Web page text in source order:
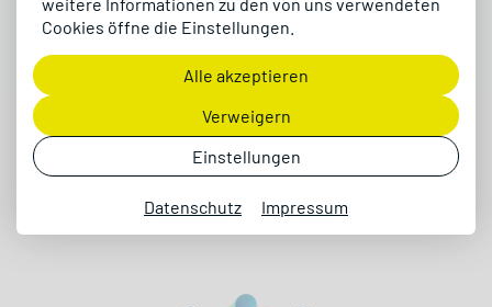
Cookies öffne die Einstellungen.
Alle akzeptieren
Verweigern
Einstellungen
Datenschutz Impressum
Mit Microsoft Dynamics 365 Business Central
veröffentlichst du b2c-Shops, b2b-Portale und
Marktplätze direkt aus deinem ERP – mit E-
Commerce-Funktionen, die deinen Umsatz
steigern und alle Prozesse zentral steuern.
Projekt anfragen